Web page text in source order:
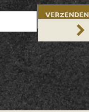
VERZENDEN